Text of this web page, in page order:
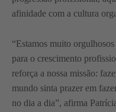
afinidade com a cultura
“Estamos muito
para o crescimento
reforça a nossa missão:
mundo sinta prazer em
no dia a dia”, afirma